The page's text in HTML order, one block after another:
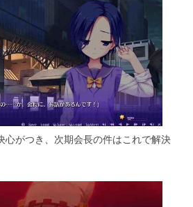
心がつき、次期会長の件はこれで解決